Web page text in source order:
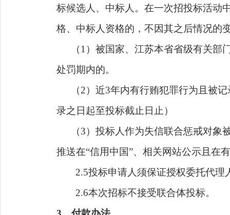
标候选人、中标人。在一次招投标活动
格、中标人资格的，不因其之后情况的
（1） 被国家、江苏本省省级有关部
处罚期内的。
（2） 近3年内有行贿犯罪行为且被
录之日起至投标截止日止）
（3） 投标人作为失信联合惩戒对象
推送在“信用中国”、相关网站公示且在
2.5投标申请人须保证授权委托代理
2.6本次招标不接受联合体投标。